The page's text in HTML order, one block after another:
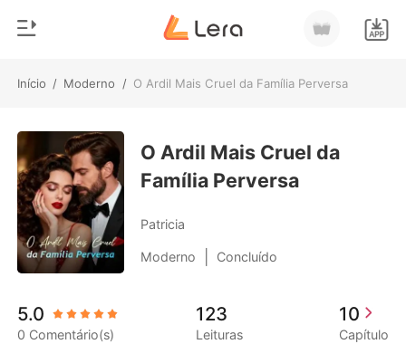
Início / Moderno / O Ardil Mais Cruel da Família Perversa
Loja
Histórico
Sair
Baixar App
Gênero
Moderno
Lobisomem
Contos
Bilionários
O Ardil Mais Cruel da
Família Perversa
Patricia
Moderno Concluído
5.0
0 Comentário(s)
123
Leituras
10
Capítulo